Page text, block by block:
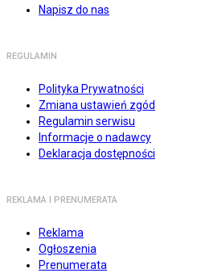
Napisz do nas
REGULAMIN
Polityka Prywatności
Zmiana ustawień zgód
Regulamin serwisu
Informacje o nadawcy
Deklaracja dostępności
REKLAMA I PRENUMERATA
Reklama
Ogłoszenia
Prenumerata